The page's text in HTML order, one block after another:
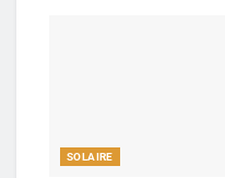
SOLAIRE